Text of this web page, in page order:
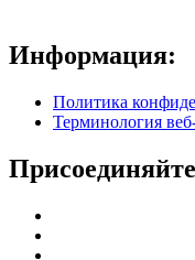
Информация:
Политика
Терминология